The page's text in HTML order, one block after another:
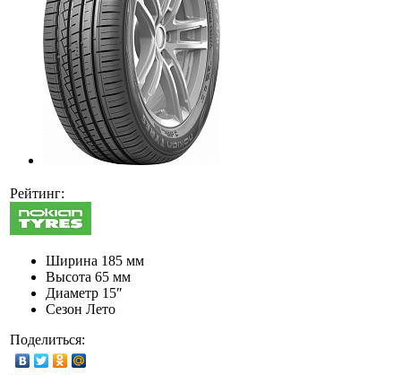
Рейтинг:
Ширина 185 мм
Высота 65 мм
Диаметр 15″
Сезон Лето
Поделиться: